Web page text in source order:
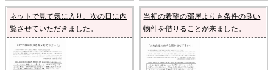
ネットで見て気に入り、次の日に内
覧させていただきました。
当初の希望の部屋よりも条件の良い
物件を借りることが来ました。